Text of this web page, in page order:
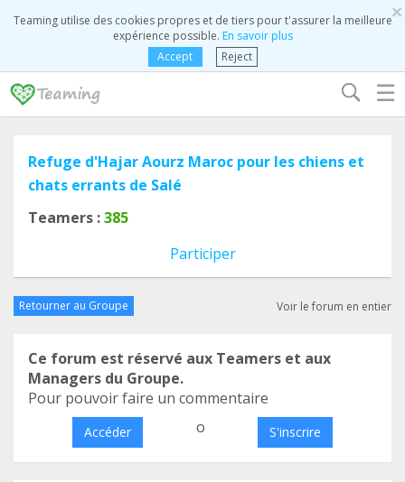
×
Teaming utilise des cookies propres et de tiers pour t'assurer la meilleure
expérience possible. En savoir plus
Accept
Reject
☰
Refuge d'Hajar Aourz Maroc pour les chiens et
chats errants de Salé
Teamers :385
Participer
Retourner au Groupe Voir le forum en entier
Ce forum est réservé aux Teamers et aux
Managers du Groupe.
Pour pouvoir faire un commentaire
Accéder o S'inscrire